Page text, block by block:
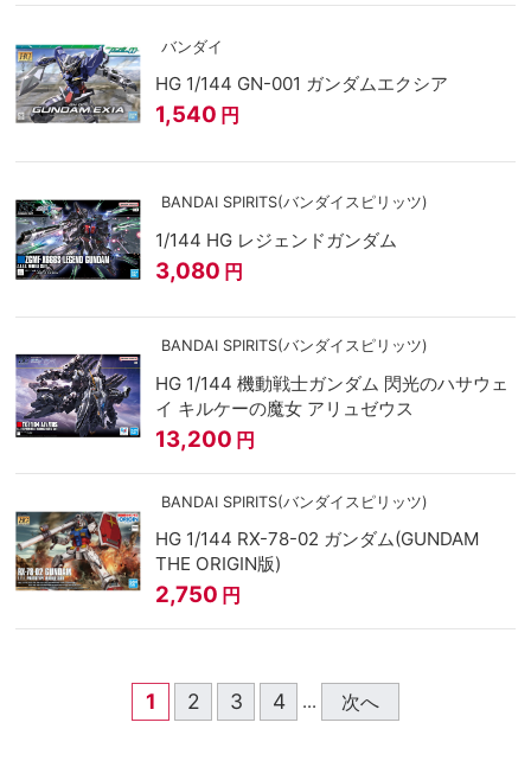
バンダイ
HG 1/144 GN-001 ガンダムエクシア
1,540 円
BANDAI SPIRITS(バンダイスピリッツ)
1/144 HG レジェンドガンダム
3,080 円
BANDAI SPIRITS(バンダイスピリッツ)
HG 1/144 機動戦士ガンダム 閃光のハサウェ
イ キルケーの魔女 アリュゼウス
13,200 円
BANDAI SPIRITS(バンダイスピリッツ)
HG 1/144 RX-78-02 ガンダム(GUNDAM
THE ORIGIN版)
2,750 円
1 2 3 4 ... 次へ